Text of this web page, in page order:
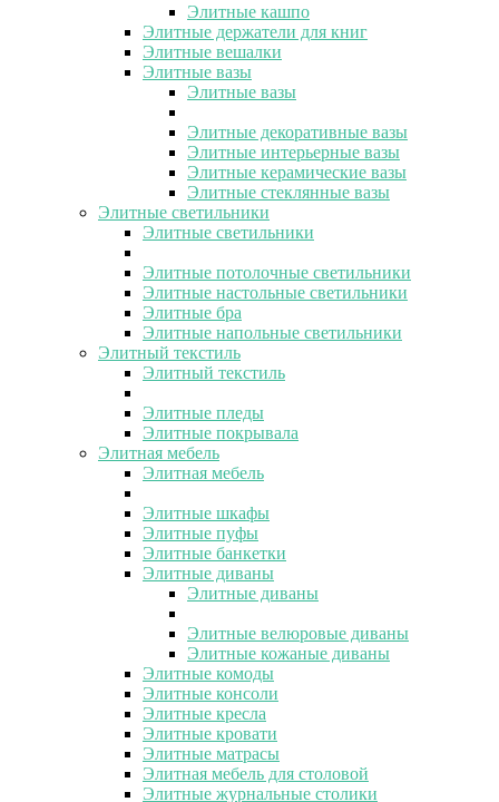
Элитные кашпо
Элитные держатели для книг
Элитные вешалки
Элитные вазы
Элитные вазы
Элитные декоративные вазы
Элитные интерьерные вазы
Элитные керамические вазы
Элитные стеклянные вазы
Элитные светильники
Элитные светильники
Элитные потолочные светильники
Элитные настольные светильники
Элитные бра
Элитные напольные светильники
Элитный текстиль
Элитный текстиль
Элитные пледы
Элитные покрывала
Элитная мебель
Элитная мебель
Элитные шкафы
Элитные пуфы
Элитные банкетки
Элитные диваны
Элитные диваны
Элитные велюровые диваны
Элитные кожаные диваны
Элитные комоды
Элитные консоли
Элитные кресла
Элитные кровати
Элитные матрасы
Элитная мебель для столовой
Элитные журнальные столики